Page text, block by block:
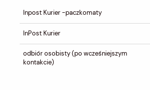
KOSZTÓW PŁATNOŚCI
Inpost Kurier -paczkomaty
InPost Kurier
odbiór osobisty(po wcześniejszym
kontakcie)